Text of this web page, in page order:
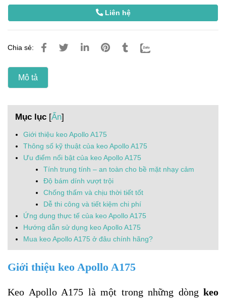
Liên hệ
Chia sẻ:
Mô tả
Mục lục [Ẩn]
Giới thiệu keo Apollo A175
Thông số kỹ thuật của keo Apollo A175
Ưu điểm nổi bật của keo Apollo A175
Tính trung tính – an toàn cho bề mặt nhạy cảm
Độ bám dính vượt trội
Chống thấm và chịu thời tiết tốt
Dễ thi công và tiết kiệm chi phí
Ứng dụng thực tế của keo Apollo A175
Hướng dẫn sử dụng keo Apollo A175
Mua keo Apollo A175 ở đâu chính hãng?
Giới thiệu keo Apollo A175
Keo Apollo A175 là một trong những dòng keo